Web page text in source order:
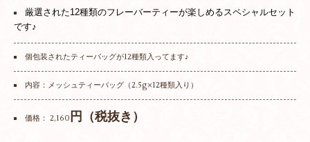
厳選された12種類のフレーバーティーが楽しめるスペシャルセット
です♪
個包装されたティーバッグが12種類入ってます♪
内容：メッシュティーバッグ（2.5g×12種類入り）
価格： 2,160 円（税抜き）